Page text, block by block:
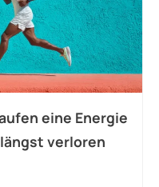
eine Energie
verloren